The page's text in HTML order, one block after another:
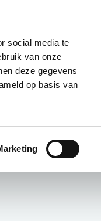
social media te
van onze
deze gegevens
op basis van
helpdesk
Informatie